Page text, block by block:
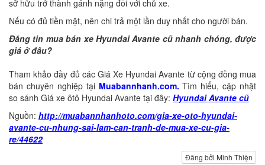
sở hữu trở thành gánh nặng đối với chủ xe.
Nếu có đủ tiền mặt, nên chi trả một lần duy nhất cho người bán.
Đăng tin mua bán xe Hyundai Avante cũ nhanh chóng, được
giá ở đâu?
Tham khảo đầy đủ các Giá Xe Hyundai Avante từ cộng đồng mua
bán chuyên nghiệp tại Muabannhanh.com. Tìm hiểu, cập nhật
so sánh Giá xe ôtô Hyundai Avante tại đây: Hyundai Avante cũ
Nguồn: http://muabannhanhoto.com/gia-xe-oto-hyundai-
avante-cu-nhung-sai-lam-can-tranh-de-mua-xe-cu-gia-
re/44622
Đăng bởi Minh Thiện